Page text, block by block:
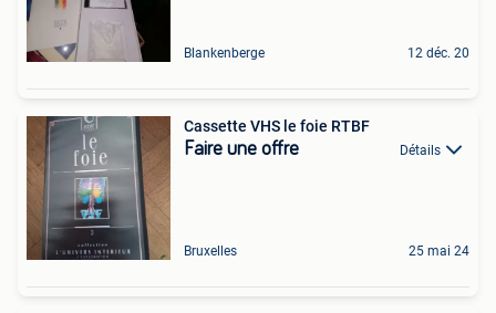
Blankenberge 12 déc. 20
Cassette VHS le foie RTBF
Faire une offre Détails
Bruxelles 25 mai 24